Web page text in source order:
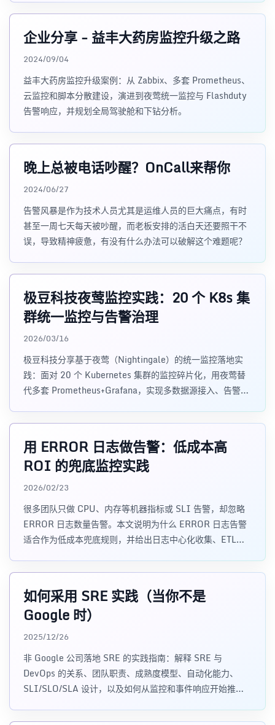
企业分享 - 益丰大药房监控升级之路
2024/09/04
益丰大药房监控升级案例：从 Zabbix、多套 Prometheus、
云监控和脚本分散建设，演进到夜莺统一监控与 Flashduty
告警响应，并规划全局驾驶舱和下钻分析。
晚上总被电话吵醒？OnCall来帮你
2024/06/27
告警风暴是作为技术人员尤其是运维人员的巨大痛点，有时
甚至一周七天每天被吵醒，而老板安排的活白天还要照干不
误，导致精神疲惫，有没有什么办法可以破解这个难题呢？
极豆科技夜莺监控实践：20 个 K8s 集
群统一监控与告警治理
2026/03/16
极豆科技分享基于夜莺（Nightingale）的统一监控落地实
践：面对 20 个 Kubernetes 集群的监控碎片化，用夜莺替
代多套 Prometheus+Grafana，实现多数据源接入、告警动
误报率下降 76%。含选型对比、架构设计与告警治理经验。
用 ERROR 日志做告警：低成本高
ROI 的兜底监控实践
2026/02/23
很多团队只做 CPU、内存等机器指标或 SLI 告警，却忽略
ERROR 日志数量告警。本文说明为什么 ERROR 日志告警
适合作为低成本兜底规则，并给出日志中心化收集、ETL、
如何采用 SRE 实践（当你不是
Google 时）
2025/12/26
非 Google 公司落地 SRE 的实践指南：解释 SRE 与
DevOps 的关系、团队职责、成熟度模型、自动化能力、
SLI/SLO/SLA 设计，以及如何从监控和事件响应开始推进